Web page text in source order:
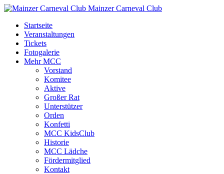
Mainzer Carneval Club
Startseite
Veranstaltungen
Tickets
Fotogalerie
Mehr MCC
Vorstand
Komitee
Aktive
Großer Rat
Unterstützer
Orden
Konfetti
MCC KidsClub
Historie
MCC Lädche
Fördermitglied
Kontakt